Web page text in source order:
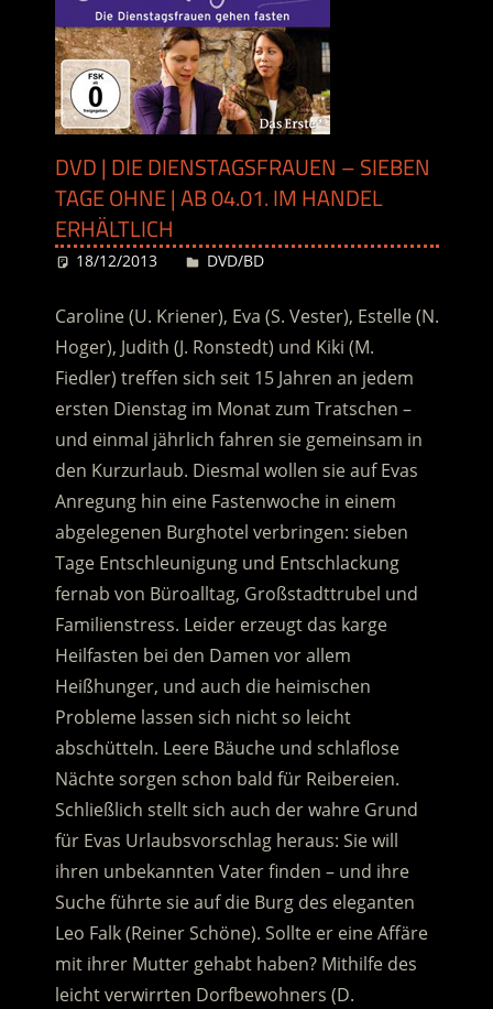
DVD | DIE DIENSTAGSFRAUEN – SIEBEN
TAGE OHNE | AB 04.01. IM HANDEL
ERHÄLTLICH
18/12/2013 Desiree
DVD/BD
Caroline (U. Kriener), Eva (S. Vester), Estelle (N.
Hoger), Judith (J. Ronstedt) und Kiki (M.
Fiedler) treffen sich seit 15 Jahren an jedem
ersten Dienstag im Monat zum Tratschen –
und einmal jährlich fahren sie gemeinsam in
den Kurzurlaub. Diesmal wollen sie auf Evas
Anregung hin eine Fastenwoche in einem
abgelegenen Burghotel verbringen: sieben
Tage Entschleunigung und Entschlackung
fernab von Büroalltag, Großstadttrubel und
Familienstress. Leider erzeugt das karge
Heilfasten bei den Damen vor allem
Heißhunger, und auch die heimischen
Probleme lassen sich nicht so leicht
abschütteln. Leere Bäuche und schlaflose
Nächte sorgen schon bald für Reibereien.
Schließlich stellt sich auch der wahre Grund
für Evas Urlaubsvorschlag heraus: Sie will
ihren unbekannten Vater finden – und ihre
Suche führte sie auf die Burg des eleganten
Leo Falk (Reiner Schöne). Sollte er eine Affäre
mit ihrer Mutter gehabt haben? Mithilfe des
leicht verwirrten Dorfbewohners (D.